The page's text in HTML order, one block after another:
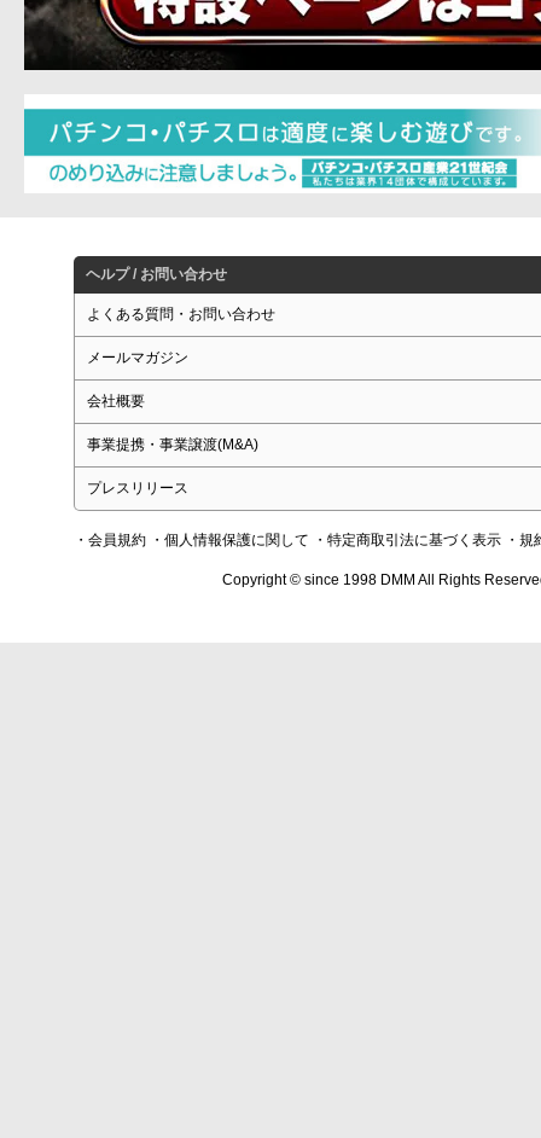
ヘルプ / お問い合わせ
よくある質問・お問い合わせ
メールマガジン
会社概要
事業提携・事業譲渡(M&A)
プレスリリース
・会員規約 ・個人情報保護に関して ・特定商取引法に基づく表示 ・規
Copyright © since 1998 DMM All Rights